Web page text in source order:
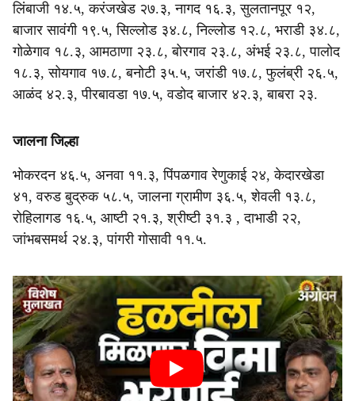
लिंबाजी १४.५, करंजखेड २७.३, नागद १६.३, सुलतानपूर १२,
बाजार सावंगी १९.५, सिल्लोड ३४.८, निल्लोड १२.८, भराडी ३४.८,
गोळेगाव १८.३, आमठाणा २३.८, बोरगाव २३.८, अंभई २३.८, पालोद
१८.३, सोयगाव १७.८, बनोटी ३५.५, जरांडी १७.८, फुलंब्री २६.५,
आळंद ४२.३, पीरबावडा १७.५, वडोद बाजार ४२.३, बाबरा २३.
जालना जिल्हा
भोकरदन ४६.५, अनवा ११.३, पिंपळगाव रेणुकाई २४, केदारखेडा
४१, वरुड बुद्रुक ५८.५, जालना ग्रामीण ३६.५, शेवली १३.८,
रोहिलागड १६.५, आष्टी २१.३, श्रीष्टी ३१.३ , दाभाडी २२,
जांभबसमर्थ २४.३, पांगरी गोसावी ११.५.